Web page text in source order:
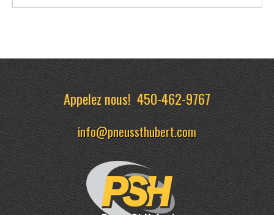
Appelez nous!450-462-9767
info@pneussthubert.com